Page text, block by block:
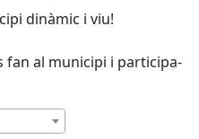
dinàmic i viu!
fan al municipi i participa-